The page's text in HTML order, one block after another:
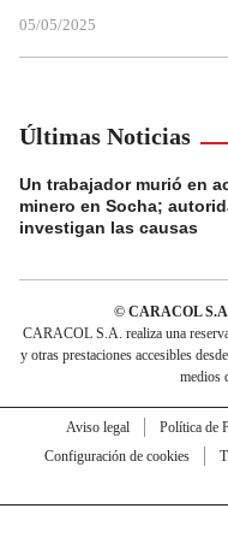
05/05/2025
Últimas Noticias
Un trabajador murió en
minero en Socha;
investigan las causas
© CARACOL S.A.
CARACOL S.A. realiza una
y otras prestaciones accesibles
medios
Aviso legal Política de
Configuración de cookies